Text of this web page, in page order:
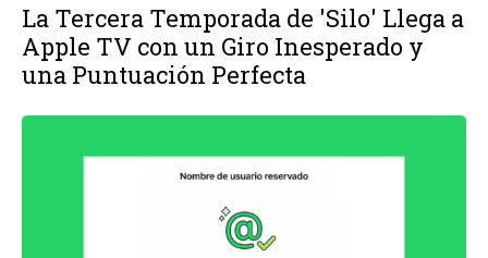
La Tercera Temporada de 'Silo' Llega a
Apple TV con un Giro Inesperado y
una Puntuación Perfecta